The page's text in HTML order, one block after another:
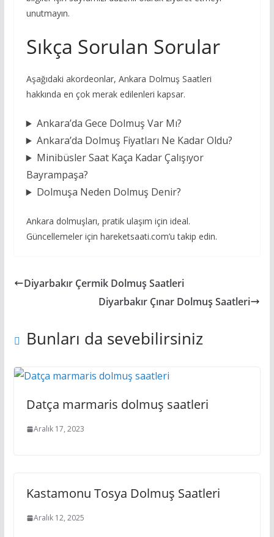
unutmayın.
Sıkça Sorulan Sorular
Aşağıdaki akordeonlar, Ankara Dolmuş Saatleri
hakkında en çok merak edilenleri kapsar.
Ankara’da Gece Dolmuş Var Mı?
Ankara’da Dolmuş Fiyatları Ne Kadar Oldu?
Minibüsler Saat Kaça Kadar Çalışıyor
Bayrampaşa?
Dolmuşa Neden Dolmuş Denir?
Ankara dolmuşları, pratik ulaşım için ideal.
Güncellemeler için hareketsaati.com’u takip edin.
Diyarbakır Çermik Dolmuş Saatleri
Diyarbakır Çınar Dolmuş Saatleri
Bunları da sevebilirsiniz
Datça marmaris dolmuş saatleri
Aralık 17, 2023
Kastamonu Tosya Dolmuş Saatleri
Aralık 12, 2025